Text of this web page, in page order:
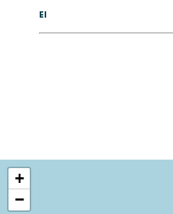
El
+
−